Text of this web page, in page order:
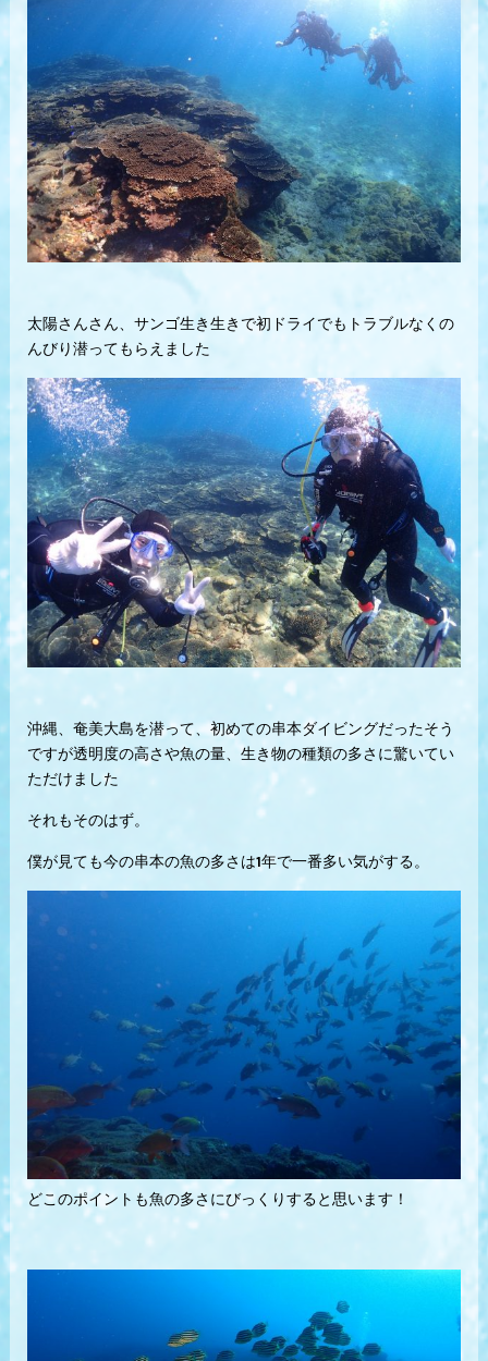
太陽さんさん、サンゴ生き生きで初ドライでもトラブルなくの
んびり潜ってもらえました
沖縄、奄美大島を潜って、初めての串本ダイビングだったそう
ですが透明度の高さや魚の量、生き物の種類の多さに驚いてい
ただけました
それもそのはず。
僕が見ても今の串本の魚の多さは1年で一番多い気がする。
どこのポイントも魚の多さにびっくりすると思います！